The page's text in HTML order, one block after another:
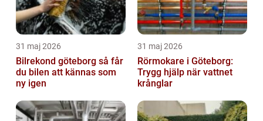
31 maj 2026
Bilrekond göteborg så får
du bilen att kännas som
ny igen
31 maj 2026
Rörmokare i Göteborg:
Trygg hjälp när vattnet
krånglar